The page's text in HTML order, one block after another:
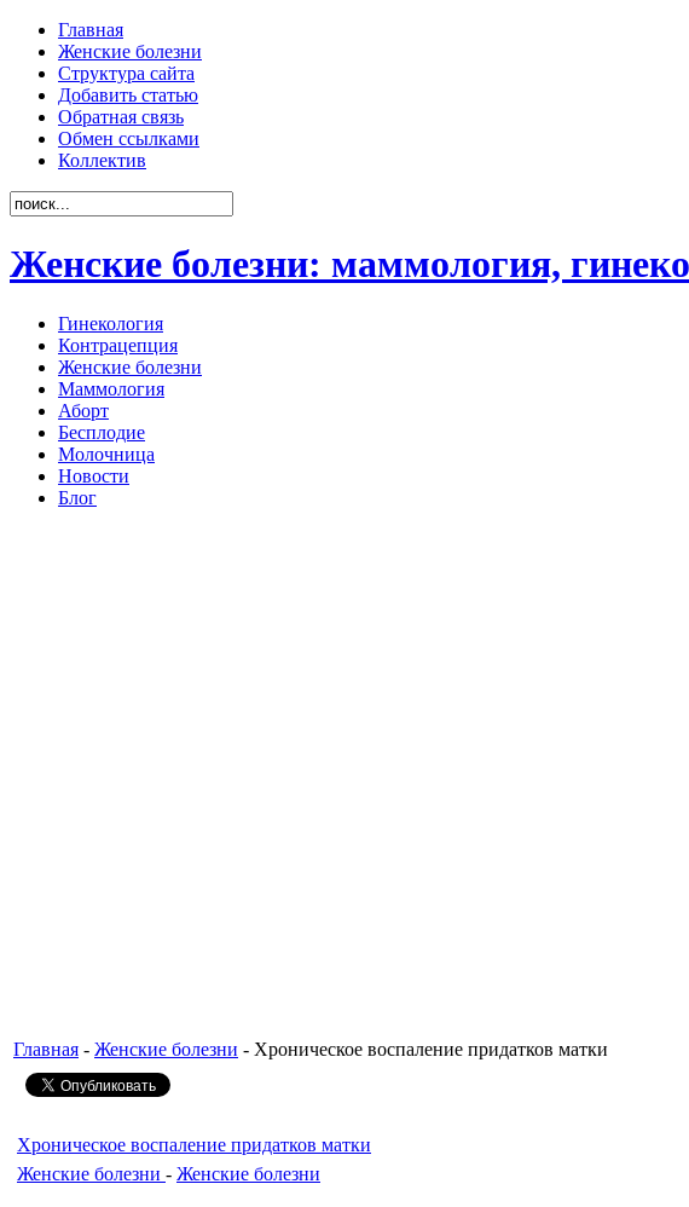
Главная
Женские болезни
Структура сайта
Добавить статью
Обратная связь
Обмен ссылками
Коллектив
Женские болезни: маммология,
Гинекология
Контрацепция
Женские болезни
Маммология
Аборт
Бесплодие
Молочница
Новости
Блог
Главная - Женские болезни - Хроническое воспаление придатков матки
Хроническое воспаление придатков матки
Женские болезни - Женские болезни